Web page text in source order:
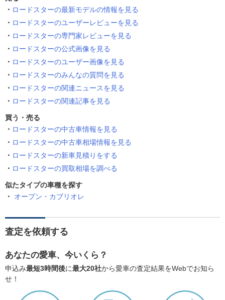
ロードスターの最新モデルの情報を見る
ロードスターのユーザーレビューを見る
ロードスターの専門家レビューを見る
ロードスターの公式画像を見る
ロードスターのユーザー画像を見る
ロードスターのみんなの質問を見る
ロードスターの関連ニュースを見る
ロードスターの関連記事を見る
買う・売る
ロードスターの中古車情報を見る
ロードスターの中古車相場情報を見る
ロードスターの新車見積りをする
ロードスターの買取相場を調べる
似たタイプの車種を探す
オープン・カブリオレ
査定を依頼する
あなたの愛車、今いくら？
申込み最短3時間後に最大20社から愛車の査定結果をWebでお知ら
せ！